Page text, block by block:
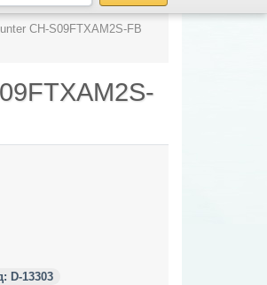
CH-S09FTXAM2S-FB
D-13303